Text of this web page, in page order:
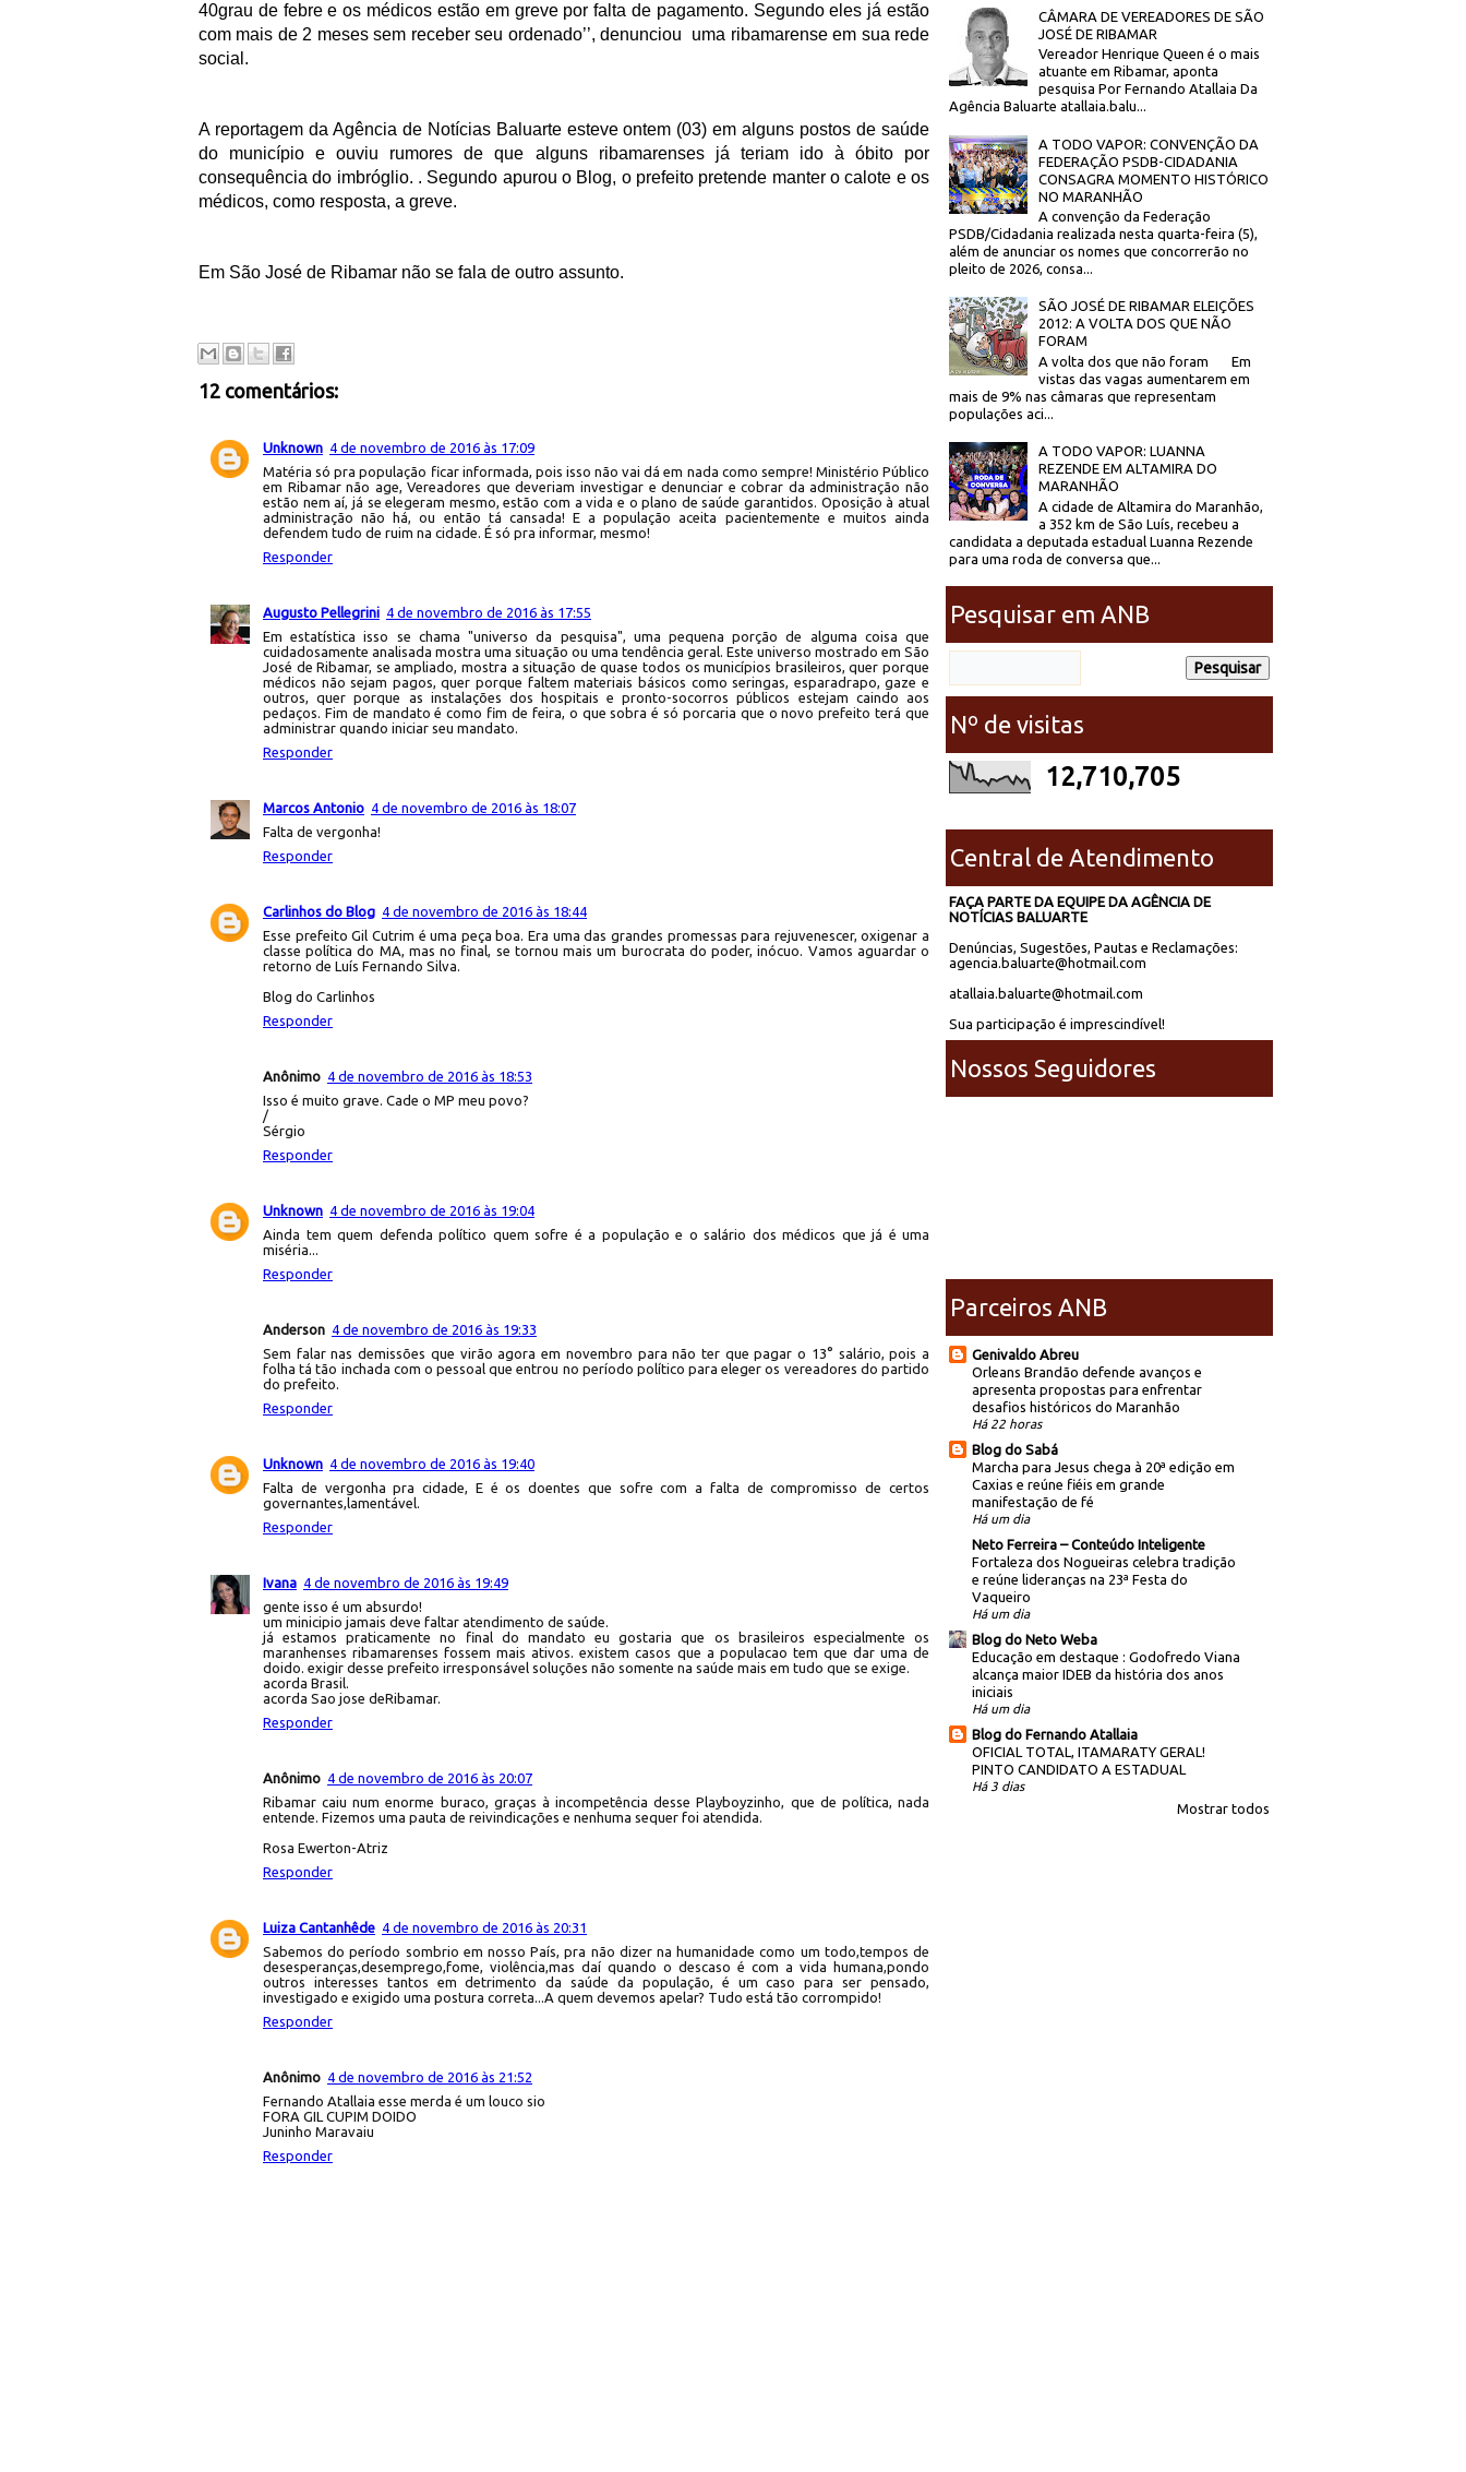
40grau de febre e os médicos estão em greve por falta de pagamento. Segundo eles já estão
com mais de 2 meses sem receber seu ordenado’’, denunciou
uma ribamarense em sua rede
social.
A reportagem da Agência de Notícias Baluarte esteve ontem (03) em alguns postos de saúde
do município e ouviu rumores de que alguns ribamarenses já teriam ido à óbito por
consequência do imbróglio. . Segundo apurou o Blog, o prefeito pretende manter o calote e os
médicos, como resposta, a greve.
Em São José de Ribamar não se fala de outro assunto.
12 comentários:
Unknown 4 de novembro de 2016 às 17:09
Matéria só pra população ficar informada, pois isso não vai dá em nada como sempre! Ministério Público
em Ribamar não age, Vereadores que deveriam investigar e denunciar e cobrar da administração não
estão nem aí, já se elegeram mesmo, estão com a vida e o plano de saúde garantidos. Oposição à atual
administração não há, ou então tá cansada! E a população aceita pacientemente e muitos ainda
defendem tudo de ruim na cidade. É só pra informar, mesmo!
Responder
Augusto Pellegrini 4 de novembro de 2016 às 17:55
Em estatística isso se chama "universo da pesquisa", uma pequena porção de alguma coisa que
cuidadosamente analisada mostra uma situação ou uma tendência geral. Este universo mostrado em São
José de Ribamar, se ampliado, mostra a situação de quase todos os municípios brasileiros, quer porque
médicos não sejam pagos, quer porque faltem materiais básicos como seringas, esparadrapo, gaze e
outros, quer porque as instalações dos hospitais e pronto-socorros públicos estejam caindo aos
pedaços. Fim de mandato é como fim de feira, o que sobra é só porcaria que o novo prefeito terá que
administrar quando iniciar seu mandato.
Responder
Marcos Antonio 4 de novembro de 2016 às 18:07
Falta de vergonha!
Responder
Carlinhos do Blog 4 de novembro de 2016 às 18:44
Esse prefeito Gil Cutrim é uma peça boa. Era uma das grandes promessas para rejuvenescer, oxigenar a
classe política do MA, mas no final, se tornou mais um burocrata do poder, inócuo. Vamos aguardar o
retorno de Luís Fernando Silva.
Blog do Carlinhos
Responder
Anônimo 4 de novembro de 2016 às 18:53
Isso é muito grave. Cade o MP meu povo?
/
Sérgio
Responder
Unknown 4 de novembro de 2016 às 19:04
Ainda tem quem defenda político quem sofre é a população e o salário dos médicos que já é uma
miséria...
Responder
Anderson 4 de novembro de 2016 às 19:33
Sem falar nas demissões que virão agora em novembro para não ter que pagar o 13° salário, pois a
folha tá tão inchada com o pessoal que entrou no período político para eleger os vereadores do partido
do prefeito.
Responder
Unknown 4 de novembro de 2016 às 19:40
Falta de vergonha pra cidade, E é os doentes que sofre com a falta de compromisso de certos
governantes,lamentável.
Responder
Ivana 4 de novembro de 2016 às 19:49
gente isso é um absurdo!
um minicipio jamais deve faltar atendimento de saúde.
já estamos praticamente no final do mandato eu gostaria que os brasileiros especialmente os
maranhenses ribamarenses fossem mais ativos. existem casos que a populacao tem que dar uma de
doido. exigir desse prefeito irresponsável soluções não somente na saúde mais em tudo que se exige.
acorda Brasil.
acorda Sao jose deRibamar.
Responder
Anônimo 4 de novembro de 2016 às 20:07
Ribamar caiu num enorme buraco, graças à incompetência desse Playboyzinho, que de política, nada
entende. Fizemos uma pauta de reivindicações e nenhuma sequer foi atendida.
Rosa Ewerton-Atriz
Responder
Luiza Cantanhêde 4 de novembro de 2016 às 20:31
Sabemos do período sombrio em nosso País, pra não dizer na humanidade como um todo,tempos de
desesperanças,desemprego,fome, violência,mas daí quando o descaso é com a vida humana,pondo
outros interesses tantos em detrimento da saúde da população, é um caso para ser pensado,
investigado e exigido uma postura correta...A quem devemos apelar? Tudo está tão corrompido!
Responder
Anônimo 4 de novembro de 2016 às 21:52
Fernando Atallaia esse merda é um louco sio
FORA GIL CUPIM DOIDO
Juninho Maravaiu
Responder
CÂMARA DE VEREADORES DE SÃO
JOSÉ DE RIBAMAR
Vereador Henrique Queen é o mais
atuante em Ribamar, aponta
pesquisa Por Fernando Atallaia Da
Agência Baluarte atallaia.balu...
A TODO VAPOR: CONVENÇÃO DA
FEDERAÇÃO PSDB-CIDADANIA
CONSAGRA MOMENTO HISTÓRICO
NO MARANHÃO
A convenção da Federação
PSDB/Cidadania realizada nesta quarta-feira (5),
além de anunciar os nomes que concorrerão no
pleito de 2026, consa...
SÃO JOSÉ DE RIBAMAR ELEIÇÕES
2012: A VOLTA DOS QUE NÃO
FORAM
A volta dos que não foram Em
vistas das vagas aumentarem em
mais de 9% nas câmaras que representam
populações aci...
A TODO VAPOR: LUANNA
REZENDE EM ALTAMIRA DO
MARANHÃO
A cidade de Altamira do Maranhão,
a 352 km de São Luís, recebeu a
candidata a deputada estadual Luanna Rezende
para uma roda de conversa que...
Pesquisar em ANB
Nº de visitas
12,710,705
Central de Atendimento
FAÇA PARTE DA EQUIPE DA AGÊNCIA DE
NOTÍCIAS BALUARTE
Denúncias, Sugestões, Pautas e Reclamações:
agencia.baluarte@hotmail.com
atallaia.baluarte@hotmail.com
Sua participação é imprescindível!
Nossos Seguidores
Parceiros ANB
Genivaldo Abreu
Orleans Brandão defende avanços e
apresenta propostas para enfrentar
desafios históricos do Maranhão
Há 22 horas
Blog do Sabá
Marcha para Jesus chega à 20ª edição em
Caxias e reúne fiéis em grande
manifestação de fé
Há um dia
Neto Ferreira – Conteúdo Inteligente
Fortaleza dos Nogueiras celebra tradição
e reúne lideranças na 23ª Festa do
Vaqueiro
Há um dia
Blog do Neto Weba
Educação em destaque : Godofredo Viana
alcança maior IDEB da história dos anos
iniciais
Há um dia
Blog do Fernando Atallaia
OFICIAL TOTAL, ITAMARATY GERAL!
PINTO CANDIDATO A ESTADUAL
Há 3 dias
Mostrar todos